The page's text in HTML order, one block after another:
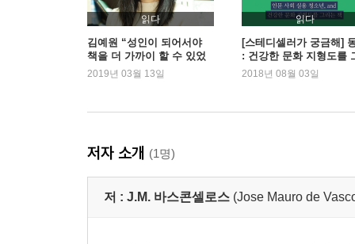
읽다
김예원 “성인이 되어서야
책을 더 가까이 할 수 있었
다”
2019년 03월 13일
읽다
[스테디셀러가 궁금해]
: 건강한 문화 지형도를
리는 책
2018년 08월 03일
저자 소개 (1명)
저 : J.M. 바스콘셀로스 (Jose Mauro de